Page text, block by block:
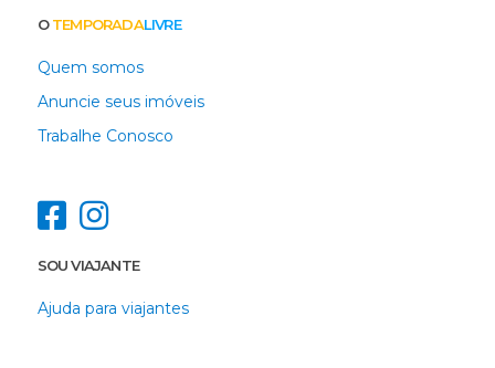
OTEMPORADALIVRE
Quem somos
Anuncie seus imóveis
Trabalhe Conosco
SOU VIAJANTE
Ajuda para viajantes